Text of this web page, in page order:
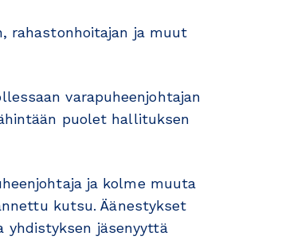
rahastonhoitajan ja muut
varapuheenjohtajan
puolet hallituksen
ja kolme muuta
kutsu. Äänestykset
jäsenyyttä